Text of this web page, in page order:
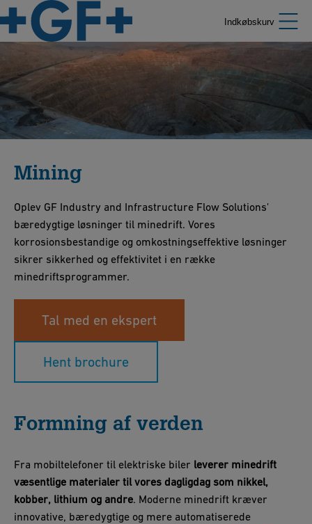
Indkøbskurv
Mining
Oplev GF Industry and Infrastructure Flow Solutions'
bæredygtige løsninger til minedrift. Vores
korrosionsbestandige og omkostningseffektive løsninger
sikrer sikkerhed og effektivitet i en række
minedriftsprogrammer.
Tal med en ekspert
Hent brochure
Formning af verden
Fra mobiltelefoner til elektriske biler leverer minedrift
væsentlige materialer til vores dagligdag som nikkel,
kobber, lithium og andre. Moderne minedrift kræver
innovative, bæredygtige og mere automatiserede